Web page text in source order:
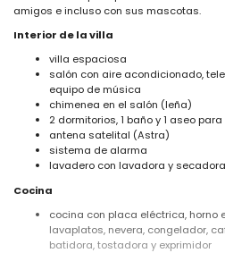
amigos e incluso con sus mascotas.
Interior de la villa
villa espaciosa
salón con aire acondicionado,
equipo de música
chimenea en el salón (leña)
2 dormitorios, 1 baño y 1 aseo
antena satelital (Astra)
sistema de alarma
lavadero con lavadora y secadora
Cocina
cocina con placa eléctrica, horno
lavaplatos, nevera, congelador,
batidora, tostadora y exprimidor